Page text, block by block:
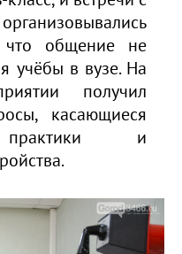
что общение не
учёбы в вузе. На
получил
касающиеся
практики и